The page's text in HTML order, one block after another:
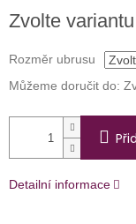
cena:
Zvolte variantu
Rozměr ubrusu
Můžeme doručit do:
Detailní informace